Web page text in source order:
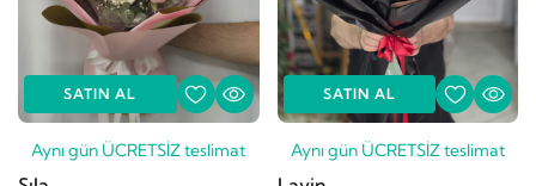
SATIN AL
Aynı gün ÜCRETSİZ teslimat
SATIN AL
Aynı gün ÜCRETSİZ teslimat